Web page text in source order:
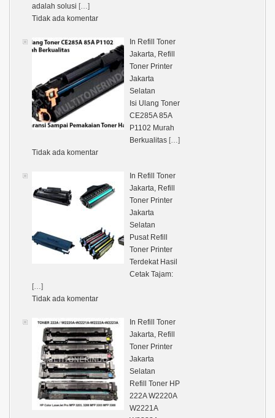
adalah solusi […]
Tidak ada komentar
In Refill Toner
Jakarta, Refill
Toner Printer
Jakarta
Selatan
Isi Ulang Toner
CE285A 85A
P1102 Murah
Berkualitas […]
Tidak ada komentar
In Refill Toner
Jakarta, Refill
Toner Printer
Jakarta
Selatan
Pusat Refill
Toner Printer
Terdekat Hasil
Cetak Tajam:
[…]
Tidak ada komentar
In Refill Toner
Jakarta, Refill
Toner Printer
Jakarta
Selatan
Refill Toner HP
222A W2220A
W2221A